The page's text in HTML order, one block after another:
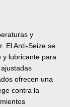
y
El Anti-Seize se
y lubricante para
ofrecen una
contra la